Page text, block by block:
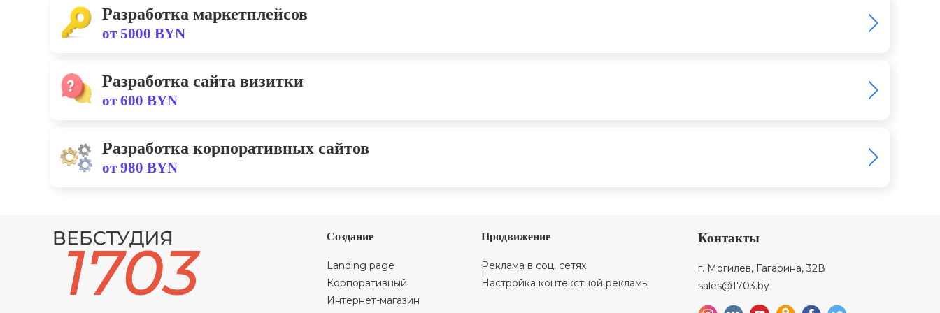
Разработка маркетплейсов
от 5000 BYN
Разработка сайта визитки
от 600 BYN
Разработка корпоративных сайтов
от 980 BYN
Создание
Landing page
Корпоративный
Интернет-магазин
Продвижение
Реклама в соц. сетях
Настройка контекстной рекламы
Контакты
г. Могилев, Гагарина, 32В
sales@1703.by